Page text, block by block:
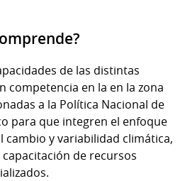
de las distintas
competencia en la en la zona
a la Política Nacional de
para que integren el enfoque
cambio y variabilidad climática,
de recursos